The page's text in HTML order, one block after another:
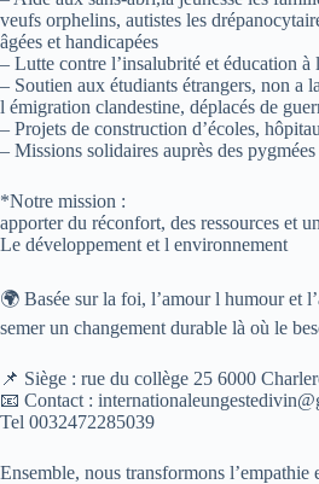
veufs orphelins, autistes les
âgées et handicapées
– Lutte contre l’insalubrité et éducation à
– Soutien aux étudiants étrangers, non a
l émigration clandestine, déplacés de
– Projets de construction d’écoles,
– Missions solidaires auprès des
*Notre mission :
apporter du réconfort, des ressources et
Le développement et l environnement
🌍 Basée sur la foi, l’amour l humour et
semer un changement durable là où le
📌 Siège : rue du collège 25 6000
📧 Contact :
Tel 0032472285039
Ensemble, nous transformons